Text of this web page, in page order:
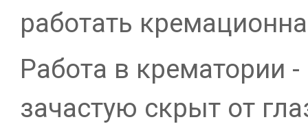
работать
Работа в крематории
зачастую скрыт от